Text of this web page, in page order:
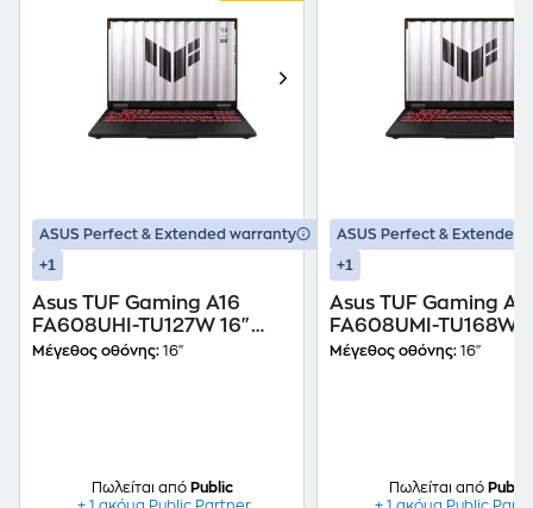
ASUS Perfect & Extended warranty
+1
Asus TUF Gaming A16
FA608UHI-TU127W 16"
FHD+ IPS (AMD Ryzen 7-
Μέγεθος οθόνης: 16"
Πωλείται από Public
ASUS Perfect & Extended
+1
Asus TUF Gaming
FA608UMI-TU168W
FHD+ IPS (AMD
Μέγεθος οθόνης: 16"
Πωλείται από Public